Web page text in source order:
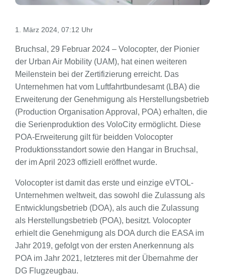
1. März 2024, 07:12 Uhr
Bruchsal, 29 Februar 2024 – Volocopter, der Pionier
der Urban Air Mobility (UAM), hat einen weiteren
Meilenstein bei der Zertifizierung erreicht. Das
Unternehmen hat vom Luftfahrtbundesamt (LBA) die
Erweiterung der Genehmigung als Herstellungsbetrieb
(Production Organisation Approval, POA) erhalten, die
die Serienproduktion des VoloCity ermöglicht. Diese
POA-Erweiterung gilt für beidden Volocopter
Produktionsstandort sowie den Hangar in Bruchsal,
der im April 2023 offiziell eröffnet wurde.
Volocopter ist damit das erste und einzige eVTOL-
Unternehmen weltweit, das sowohl die Zulassung als
Entwicklungsbetrieb (DOA), als auch die Zulassung
als Herstellungsbetrieb (POA), besitzt. Volocopter
erhielt die Genehmigung als DOA durch die EASA im
Jahr 2019, gefolgt von der ersten Anerkennung als
POA im Jahr 2021, letzteres mit der Übernahme der
DG Flugzeugbau.